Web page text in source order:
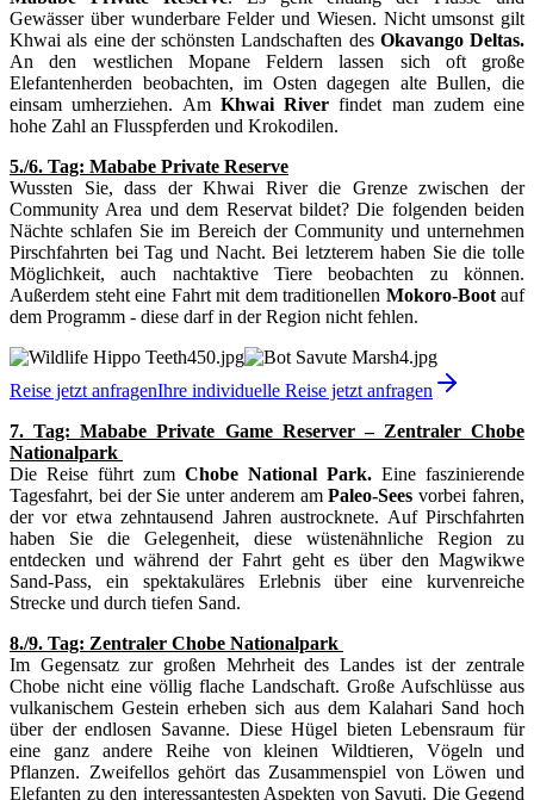
Gewässer über wunderbare Felder und Wiesen. Nicht umsonst gilt
Khwai als eine der schönsten Landschaften des Okavango Deltas.
An den westlichen Mopane Feldern lassen sich oft große
Elefantenherden beobachten, im Osten dagegen alte Bullen, die
einsam umherziehen. Am Khwai River findet man zudem eine
hohe Zahl an Flusspferden und Krokodilen.
5./6. Tag: Mababe Private Reserve
Wussten Sie, dass der Khwai River die Grenze zwischen der
Community Area und dem Reservat bildet? Die folgenden beiden
Nächte schlafen Sie im Bereich der Community und unternehmen
Pirschfahrten bei Tag und Nacht. Bei letzterem haben Sie die tolle
Möglichkeit, auch nachtaktive Tiere beobachten zu können.
Außerdem steht eine Fahrt mit dem traditionellen Mokoro-Bootauf
dem Programm - diese darf in der Region nicht fehlen.
Reise jetzt anfragenIhre individuelle Reise jetzt anfragen
7. Tag: Mababe Private Game Reserver – Zentraler Chobe
Nationalpark
Die Reise führt zum Chobe National Park. Eine faszinierende
Tagesfahrt, bei der Sie unter anderem amPaleo-Sees vorbei fahren,
der vor etwa zehntausend Jahren austrocknete. Auf Pirschfahrten
haben Sie die Gelegenheit, diese wüstenähnliche Region zu
entdecken und während der Fahrt geht es über den Magwikwe
Sand-Pass, ein spektakuläres Erlebnis über eine kurvenreiche
Strecke und durch tiefen Sand.
8./9. Tag: Zentraler Chobe Nationalpark
Im Gegensatz zur großen Mehrheit des Landes ist der zentrale
Chobe nicht eine völlig flache Landschaft. Große Aufschlüsse aus
vulkanischem Gestein erheben sich aus dem Kalahari Sand hoch
über der endlosen Savanne. Diese Hügel bieten Lebensraum für
eine ganz andere Reihe von kleinen Wildtieren, Vögeln und
Pflanzen. Zweifellos gehört das Zusammenspiel von Löwen und
Elefanten zu den interessantesten Aspekten von Savuti. Die Gegend